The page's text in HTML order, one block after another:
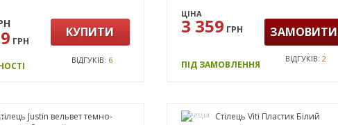
ГРН
КУПИТИ
ВІДГУКІВ: 6
ЦІНА
3 359 ГРН ЗАМОВИТИ
ПІД ЗАМОВЛЕННЯ
ВІДГУКІВ:2
АКЦІЯ